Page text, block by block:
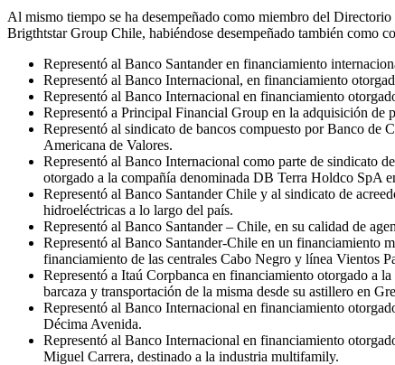
Al mismo tiempo se ha desempeñado como miembro del
Brigthtstar Group Chile, habiéndose desempeñado también como
Representó al Banco Santander en financiamiento
Representó al Banco Internacional, en financiamiento
Representó al Banco Internacional en financiamiento
Representó a Principal Financial Group en la adquisición
Representó al sindicato de bancos compuesto por Banco
Americana de Valores.
Representó al Banco Internacional como parte de sindicato
otorgado a la compañía denominada DB Terra Holdco SpA
Representó al Banco Santander Chile y al sindicato de
hidroeléctricas a lo largo del país.
Representó al Banco Santander – Chile, en su calidad de
Representó al Banco Santander-Chile en un financiamiento
financiamiento de las centrales Cabo Negro y línea Vientos
Representó a Itaú Corpbanca en financiamiento otorgado a
barcaza y transportación de la misma desde su astillero en
Representó al Banco Internacional en financiamiento
Décima Avenida.
Representó al Banco Internacional en financiamiento
Miguel Carrera, destinado a la industria multifamily.